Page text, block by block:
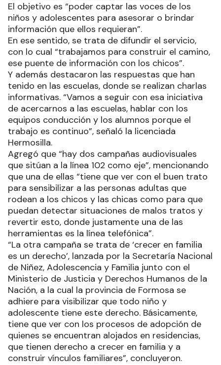
El objetivo es “poder captar las voces de los
niños y adolescentes para asesorar o brindar
información que ellos requieran”.
En ese sentido, se trata de difundir el servicio,
con lo cual “trabajamos para construir el camino,
ese puente de información con los chicos”.
Y además destacaron las respuestas que han
tenido en las escuelas, donde se realizan charlas
informativas. “Vamos a seguir con esa iniciativa
de acercarnos a las escuelas, hablar con los
equipos conducción y los alumnos porque el
trabajo es continuo”, señaló la licenciada
Hermosilla.
Agregó que “hay dos campañas audiovisuales
que sitúan a la línea 102 como eje”, mencionando
que una de ellas “tiene que ver con el buen trato
para sensibilizar a las personas adultas que
rodean a los chicos y las chicas como para que
puedan detectar situaciones de malos tratos y
revertir esto, donde justamente una de las
herramientas es la línea telefónica”.
“La otra campaña se trata de ‘crecer en familia
es un derecho’, lanzada por la Secretaría Nacional
de Niñez, Adolescencia y Familia junto con el
Ministerio de Justicia y Derechos Humanos de la
Nación, a la cual la provincia de Formosa se
adhiere para visibilizar que todo niño y
adolescente tiene este derecho. Básicamente,
tiene que ver con los procesos de adopción de
quienes se encuentran alojados en residencias,
que tienen derecho a crecer en familia y a
construir vínculos familiares”, concluyeron.